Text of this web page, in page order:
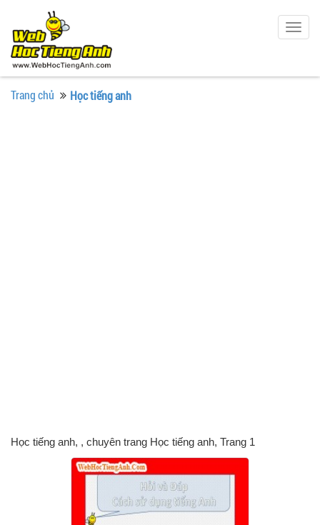
Trang chủ Học tiếng anh
Học tiếng anh, , chuyên trang Học tiếng anh, Trang 1